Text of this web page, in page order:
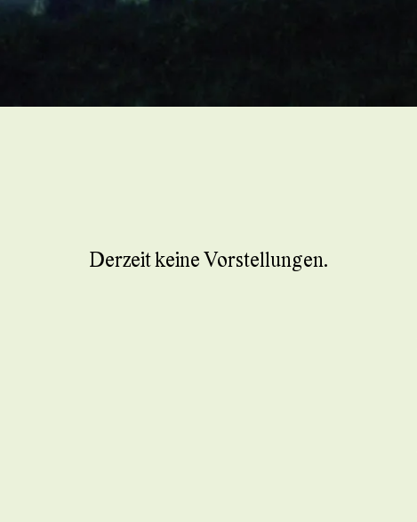
Derzeit keine Vorstellungen.